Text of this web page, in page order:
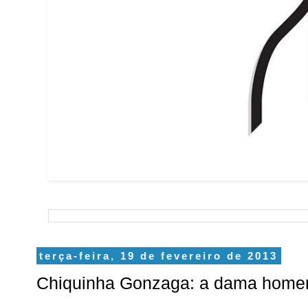
terça-feira, 19 de fevereiro de 2013
Chiquinha Gonzaga: a dama